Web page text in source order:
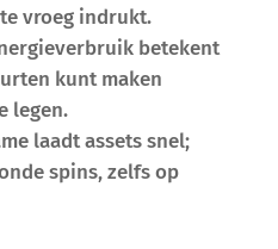
vroeg indrukt.
betekent
kunt maken
legen.
laadt assets snel;
spins, zelfs op